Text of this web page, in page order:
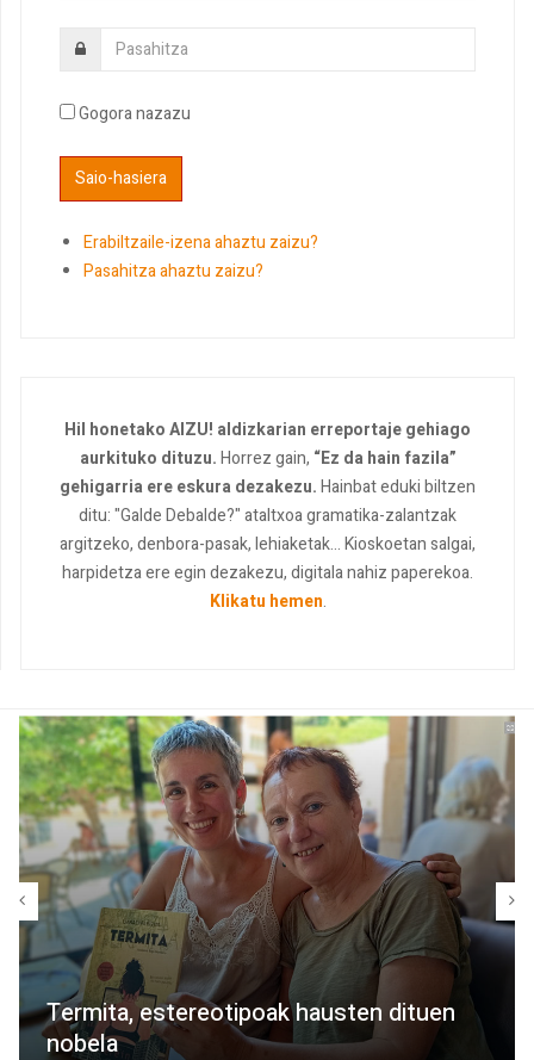
Gogora nazazu
Erabiltzaile-izena ahaztu zaizu?
Pasahitza ahaztu zaizu?
Hil honetako AIZU! aldizkarian erreportaje gehiago
aurkituko dituzu.Horrez gain, “Ez da hain fazila”
gehigarria ere eskura dezakezu.Hainbat eduki biltzen
ditu: "Galde Debalde?" ataltxoa gramatika-zalantzak
argitzeko, denbora-pasak, lehiaketak... Kioskoetan salgai,
harpidetza ere egin dezakezu, digitala nahiz paperekoa.
Klikatu hemen.
Termita, estereotipoak hausten dituen
nobela